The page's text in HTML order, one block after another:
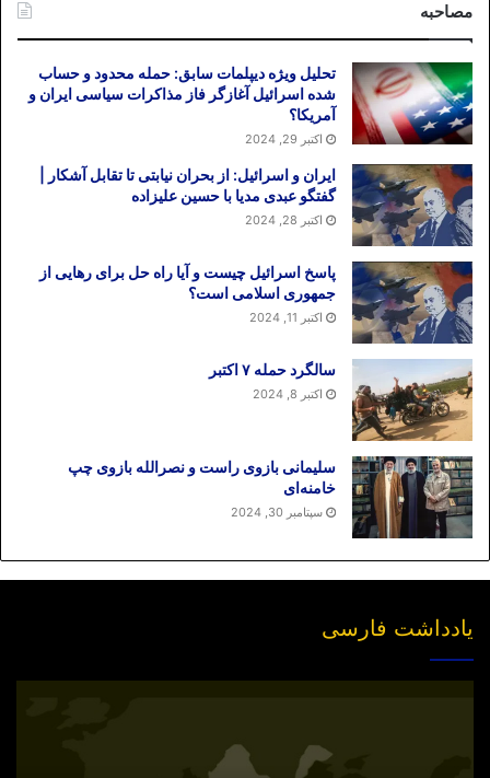
مصاحبه
تحلیل ویژه دیپلمات سابق: حمله محدود و حساب
شده اسرائیل آغازگر فاز مذاکرات سیاسی ایران و
آمریکا؟
اکتبر 29, 2024
ایران و اسرائیل: از بحران نیابتی تا تقابل آشکار |
گفتگو عبدی مدیا با حسین علیزاده
اکتبر 28, 2024
پاسخ اسرائیل چیست و آیا راه حل برای رهایی از
جمهوری اسلامی است؟
اکتبر 11, 2024
سالگرد حمله ۷ اکتبر
اکتبر 8, 2024
سلیمانی بازوی راست و نصرالله بازوی چپ
خامنه‌ای
سپتامبر 30, 2024
یادداشت فارسی